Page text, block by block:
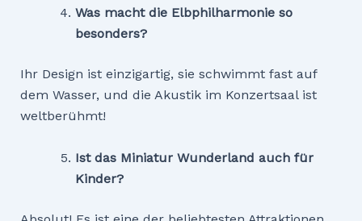
Was macht die Elbphilharmonie so
besonders?
Ihr Design ist einzigartig, sie schwimmt fast auf
dem Wasser, und die Akustik im Konzertsaal ist
weltberühmt!
Ist das Miniatur Wunderland auch für
Kinder?